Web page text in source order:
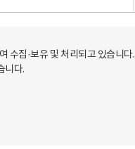
수집·보유 및 처리되고 있습니다.
니다.